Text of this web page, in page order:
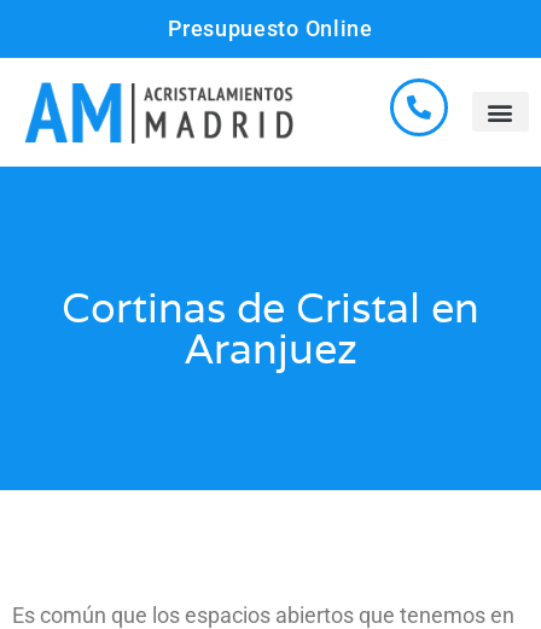
Presupuesto Online
Cortinas de Cristal en
Aranjuez
Es común que los espacios abiertos que tenemos en